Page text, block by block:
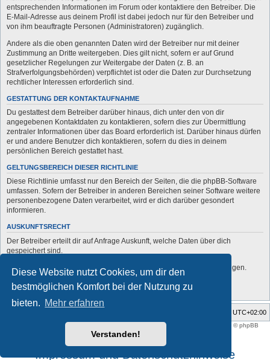
Diese Website nutzt Cookies, um dir den
bestmöglichen Komfort bei der Nutzung zu
bieten. Mehr erfahren
Verstanden!
entsprechenden Informationen im Forum oder kontaktiere den Betreiber. Die
E-Mail-Adresse aus deinem Profil ist dabei jedoch nur für den Betreiber und
von ihm beauftragte Personen (Administratoren) zugänglich.
Andere als die oben genannten Daten wird der Betreiber nur mit deiner
Zustimmung an Dritte weitergeben. Dies gilt nicht, sofern er auf Grund
gesetzlicher Regelungen zur Weitergabe der Daten (z. B. an
Strafverfolgungsbehörden) verpflichtet ist oder die Daten zur Durchsetzung
rechtlicher Interessen erforderlich sind.
GESTATTUNG DER KONTAKTAUFNAHME
Du gestattest dem Betreiber darüber hinaus, dich unter den von dir
angegebenen Kontaktdaten zu kontaktieren, sofern dies zur Übermittlung
zentraler Informationen über das Board erforderlich ist. Darüber hinaus dürfen
er und andere Benutzer dich kontaktieren, sofern du dies in deinem
persönlichen Bereich gestattet hast.
GELTUNGSBEREICH DIESER RICHTLINIE
Diese Richtlinie umfasst nur den Bereich der Seiten, die die phpBB-Software
umfassen. Sofern der Betreiber in anderen Bereichen seiner Software weitere
personenbezogene Daten verarbeitet, wird er dich darüber gesondert
informieren.
AUSKUNFTSRECHT
Der Betreiber erteilt dir auf Anfrage Auskunft, welche Daten über dich
gespeichert sind.
Du kannst jederzeit die Löschung bzw. Sperrung deiner Daten verlangen.
Kontaktiere hierzu bitte den Betreiber.
UTC+02:00
support forum tricolor phpBB
® Forum Software © phpBB
Limited
Deutsche Übersetzung durch
Impressum und Datenschutzhinweise